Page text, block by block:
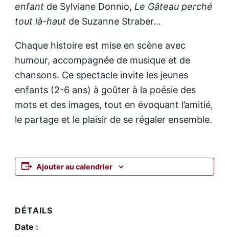
enfantde Sylviane Donnio, Le Gâteau perché
tout là-hautde Suzanne Straber…
Chaque histoire est mise en scène avec
humour, accompagnée de musique et de
chansons. Ce spectacle invite les jeunes
enfants (2-6 ans) à goûter à la poésie des
mots et des images, tout en évoquant l’amitié,
le partage et le plaisir de se régaler ensemble.
Ajouter au calendrier
DÉTAILS
Date :